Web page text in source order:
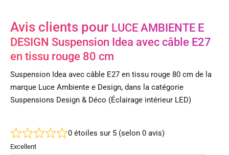
Avis clients pour LUCE AMBIENTE E
DESIGN Suspension Idea avec câble E27
en tissu rouge 80 cm
Suspension Idea avec câble E27 en tissu rouge 80 cm de la
marque Luce Ambiente e Design, dans la catégorie
Suspensions Design & Déco (Éclairage intérieur LED)
0 étoiles sur 5 (selon 0 avis)
Excellent